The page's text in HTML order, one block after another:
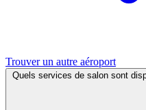
Trouver un autre aéroport
Quels services de salon sont